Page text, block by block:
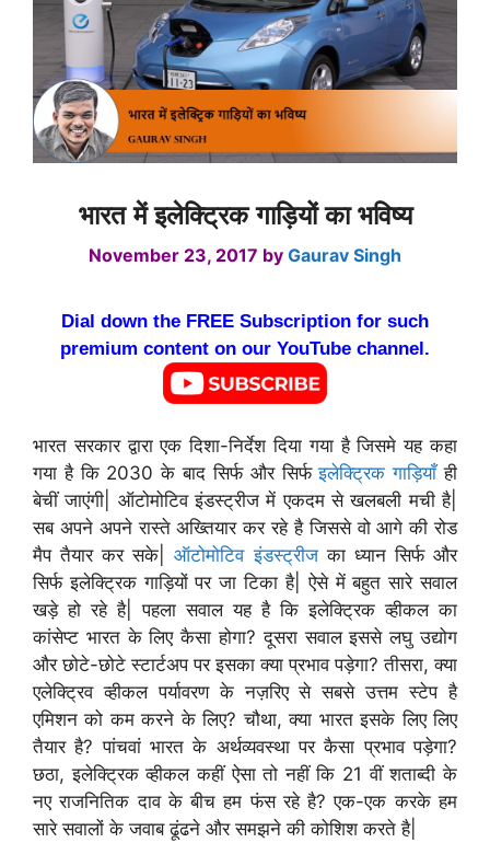
भारत में इलेक्ट्रिक गाड़ियों का भविष्य
November 23, 2017 by Gaurav Singh
Dial down the FREE Subscription for such
premium content on our YouTube channel.
भारत सरकार द्वारा एक दिशा-निर्देश दिया गया है जिसमे यह कहा
गया है कि 2030 के बाद सिर्फ और सिर्फइलेक्ट्रिक गाड़ियाँही
बेचीं जाएंगी| ऑटोमोटिव इंडस्ट्रीज में एकदम से खलबली मची है|
सब अपने अपने रास्ते अख्तियार कर रहे है जिससे वो आगे की रोड
मैप तैयार कर सके|ऑटोमोटिव इंडस्ट्रीजका ध्यान सिर्फ और
सिर्फ इलेक्ट्रिक गाड़ियों पर जा टिका है| ऐसे में बहुत सारे सवाल
खड़े हो रहे है| पहला सवाल यह है कि इलेक्ट्रिक व्हीकल का
कांसेप्ट भारत के लिए कैसा होगा? दूसरा सवाल इससे लघु उद्योग
और छोटे-छोटे स्टार्टअप पर इसका क्या प्रभाव पड़ेगा? तीसरा, क्या
एलेक्ट्रिव व्हीकल पर्यावरण के नज़रिए से सबसे उत्तम स्टेप है
एमिशन को कम करने के लिए? चौथा, क्या भारत इसके लिए लिए
तैयार है? पांचवां भारत के अर्थव्यवस्था पर कैसा प्रभाव पड़ेगा?
छठा, इलेक्ट्रिक व्हीकल कहीं ऐसा तो नहीं कि 21 वीं शताब्दी के
नए राजनितिक दाव के बीच हम फंस रहे है? एक-एक करके हम
सारे सवालों के जवाब ढूंढने और समझने की कोशिश करते है|